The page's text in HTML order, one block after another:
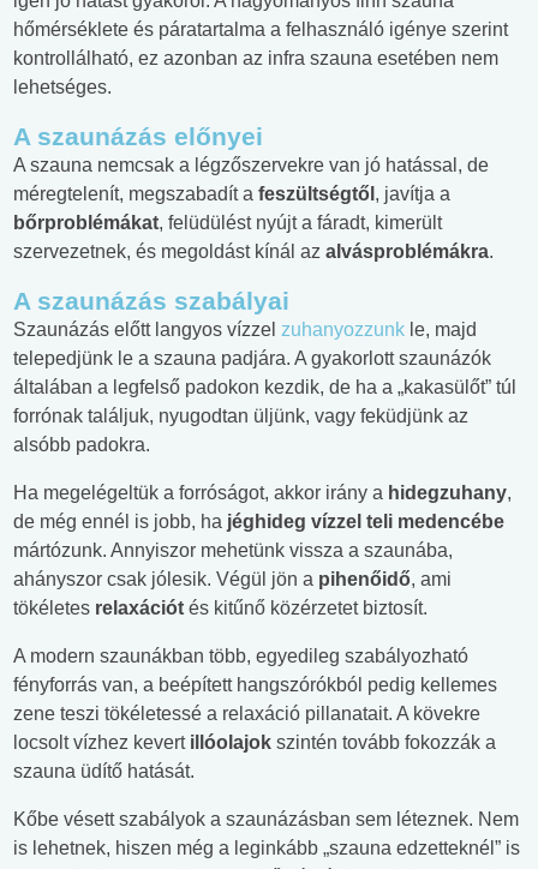
hőmérséklete és páratartalma a felhasználó igénye szerint
kontrollálható, ez azonban az infra szauna esetében nem
lehetséges.
A szaunázás előnyei
A szauna nemcsak a légzőszervekre van jó hatással, de
méregtelenít, megszabadít a feszültségtől , javítja a
bőrproblémákat, felüdülést nyújt a fáradt, kimerült
szervezetnek, és megoldást kínál az alvásproblémákra.
A szaunázás szabályai
Szaunázás előtt langyos vízzel zuhanyozzunk le, majd
telepedjünk le a szauna padjára. A gyakorlott szaunázók
általában a legfelső padokon kezdik, de ha a „kakasülőt” túl
forrónak találjuk, nyugodtan üljünk, vagy feküdjünk az
alsóbb padokra.
Ha megelégeltük a forróságot, akkor irány a hidegzuhany,
de még ennél is jobb, ha jéghideg vízzel teli medencébe
mártózunk. Annyiszor mehetünk vissza a szaunába,
ahányszor csak jólesik. Végül jön a pihenőidő, ami
tökéletes relaxációt és kitűnő közérzetet biztosít.
A modern szaunákban több, egyedileg szabályozható
fényforrás van, a beépített hangszórókból pedig kellemes
zene teszi tökéletessé a relaxáció pillanatait. A kövekre
locsolt vízhez kevert illóolajok szintén tovább fokozzák a
szauna üdítő hatását.
Kőbe vésett szabályok a szaunázásban sem léteznek. Nem
is lehetnek, hiszen még a leginkább „szauna edzetteknél” is